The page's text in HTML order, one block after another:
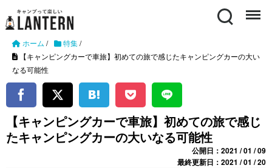
Search Menu
ホーム / 特集/
【キャンピングカーで車旅】初めての旅で感じたキャンピングカーの大い
なる可能性
【キャンピングカーで車旅】初めての旅で感じ
たキャンピングカーの大いなる可能性
公開日：2021 / 01 / 09
最終更新日：2021 / 01 / 20